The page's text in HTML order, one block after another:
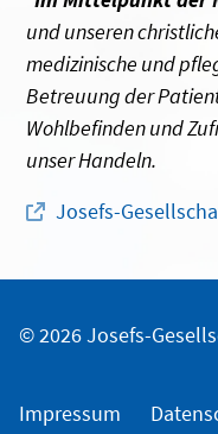
und unseren
medizinische und
Betreuung der
Wohlbefinden und
unser Handeln.
Josefs-
Impressum
© 2026 Josefs-